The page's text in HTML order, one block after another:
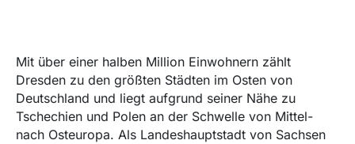
Mit über einer halben Million Einwohnern zählt
Dresden zu den größten Städten im Osten von
Deutschland und liegt aufgrund seiner Nähe zu
Tschechien und Polen an der Schwelle von Mittel-
nach Osteuropa. Als Landeshauptstadt von Sachsen